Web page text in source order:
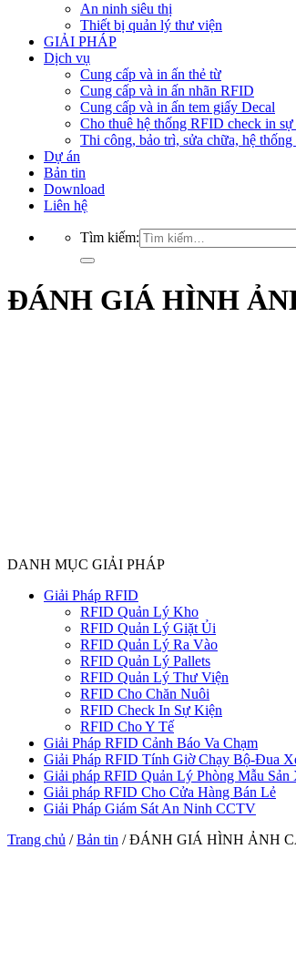
An ninh siêu thị
Thiết bị quản lý thư viện
GIẢI PHÁP
Dịch vụ
Cung cấp và in ấn thẻ từ
Cung cấp và in ấn nhãn RFID
Cung cấp và in ấn tem giấy Decal
Cho thuê hệ thống RFID check in sự
Thi công, bảo trì, sửa chữa, hệ
Dự án
Bản tin
Download
Liên hệ
Tìm kiếm:
ĐÁNH GIÁ HÌNH
DANH MỤC GIẢI PHÁP
Giải Pháp RFID
RFID Quản Lý Kho
RFID Quản Lý Giặt Ủi
RFID Quản Lý Ra Vào
RFID Quản Lý Pallets
RFID Quản Lý Thư Viện
RFID Cho Chăn Nuôi
RFID Check In Sự Kiện
RFID Cho Y Tế
Giải Pháp RFID Cảnh Báo Va Chạm
Giải Pháp RFID Tính Giờ Chạy Bộ-Đua
Giải pháp RFID Quản Lý Phòng Mẫu Sản
Giải pháp RFID Cho Cửa Hàng Bán Lẻ
Giải Pháp Giám Sát An Ninh CCTV
Trang chủ / Bản tin /ĐÁNH GIÁ HÌNH ẢNH